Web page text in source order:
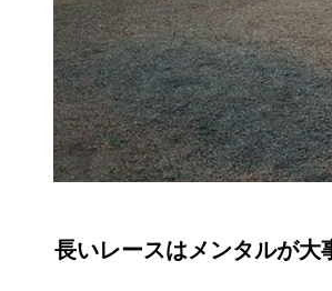
長いレースはメンタルが大